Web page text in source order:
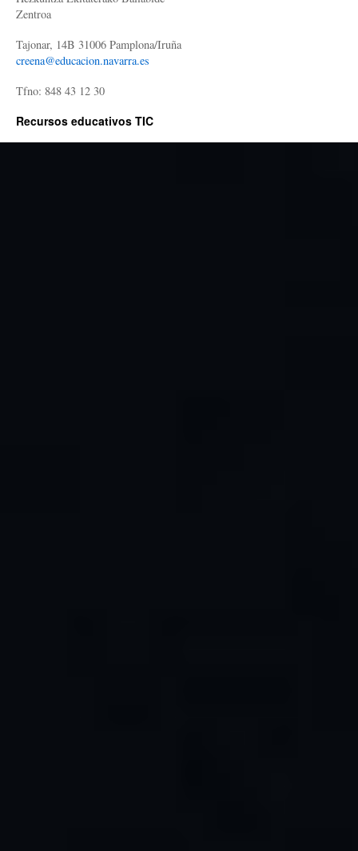
Zentroa
Tajonar, 14B 31006 Pamplona/Iruña
creena@educacion.navarra.es
Tfno: 848 43 12 30
Recursos educativos TIC